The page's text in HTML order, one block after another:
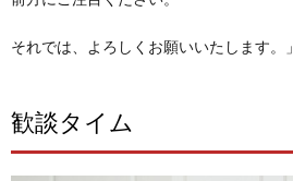
それでは、よろしくお願いいたします。」
歓談タイム